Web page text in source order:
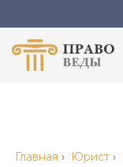
Главная › Юрист ›